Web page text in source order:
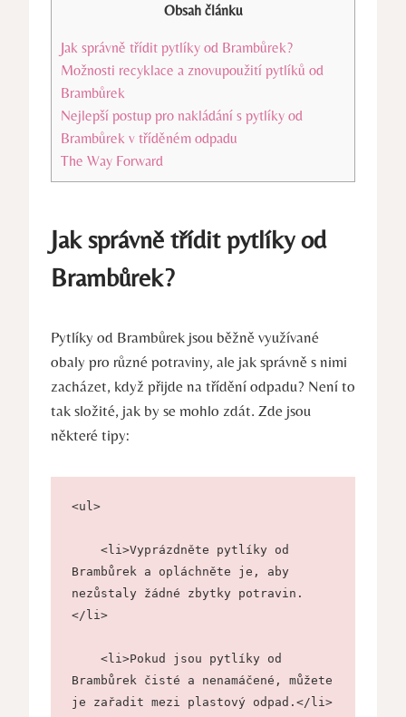
Obsah článku
Jak správně třídit pytlíky od Brambůrek?
Možnosti recyklace a znovupoužití pytlíků od
Brambůrek
Nejlepší postup pro nakládání s pytlíky od
Brambůrek v tříděném odpadu
The Way Forward
Jak správně třídit pytlíky od
Brambůrek?
Pytlíky od Brambůrek jsou běžně využívané
obaly pro různé potraviny, ale jak správně s nimi
zacházet, když přijde na třídění odpadu? Není to
tak složité, jak by se mohlo zdát. Zde jsou
některé tipy:
<ul>
Brambůrek a opláchněte je, aby
nezůstaly žádné zbytky potravin.
</li>
Brambůrek čisté a nenamáčené, můžete
je zařadit mezi plastový odpad.</li>